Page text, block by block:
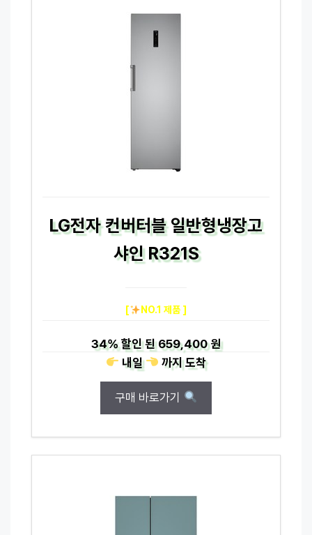
LG전자 컨버터블 일반형냉장고
샤인 R321S
[ NO.1 제품 ]
34%할인 된659,400 원
내일
까지도착
구매 바로가기